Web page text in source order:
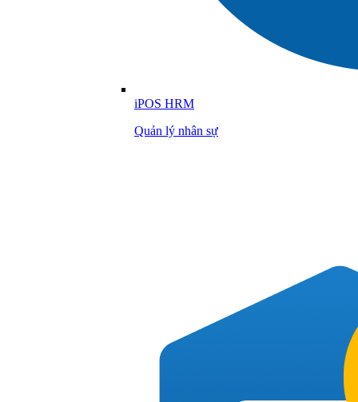
iPOS HRM
Quản lý nhân sự